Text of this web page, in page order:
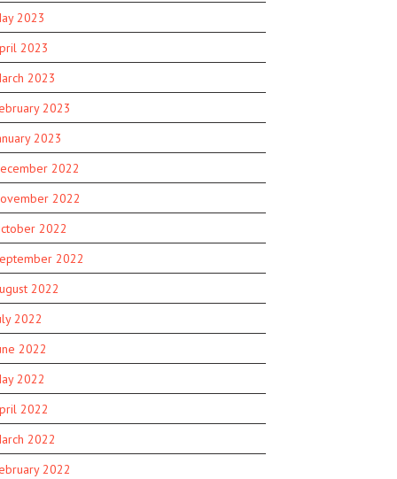
2023
2023
2023
2023
2023
2022
2022
2022
2022
2022
2022
2022
2022
2022
2022
2022